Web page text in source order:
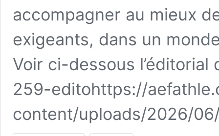
accompagner au mieux
exigeants, dans un
Voir ci-dessous l’éditorial
259-editohttps://
content/uploads/2026/